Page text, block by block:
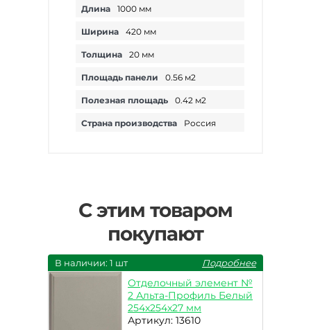
Длина 1000 мм
Ширина 420 мм
Толщина 20 мм
Площадь панели 0.56 м2
Полезная площадь 0.42 м2
Страна производства Россия
С этим товаром
покупают
В наличии: 1 шт Подробнее
Отделочный элемент №
2 Альта-Профиль Белый
254x254x27 мм
Артикул: 13610